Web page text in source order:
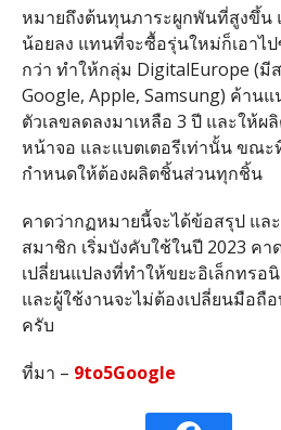
หมายถึงต้นทุนภาระผูกพันที่สูงขึ้น
น้อยลง แทนที่จะซื้อรุ่นใหม่ก็เอาไ
กว่า ทำให้กลุ่ม DigitalEurope (มี
Google, Apple, Samsung) ค้า
ตัวเลขลดลงมาเหลือ 3 ปี และให้ผ
หน้าจอ และแบตเตอรีเท่านั้น ขณ
กำหนดให้ต้องผลิตชิ้นส่วนทุกชิ้น
คาดว่ากฏหมายนี้จะได้ข้อสรุป แล
สมาชิก เริ่มบังคับใช้ในปี 2023 คา
เปลี่ยนแปลงที่ทำให้ขยะอิเล็กทรอ
และผู้ใช้งานจะไม่ต้องเปลี่ยนมือถื
ครับ
ที่มา – 9to5Google